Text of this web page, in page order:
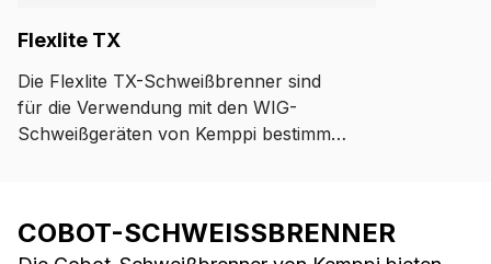
Flexlite TX
Die Flexlite TX-Schweißbrenner sind
für die Verwendung mit den WIG-
Schweißgeräten von Kemppi bestimmt.
ausgezeichnete Kühlleistung und guten
COBOT-SCHWEISSBRENNER